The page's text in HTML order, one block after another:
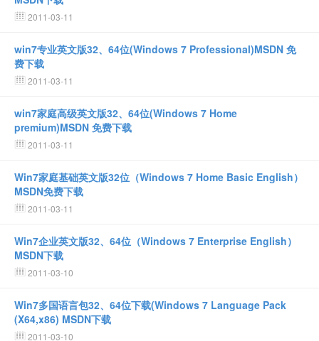
2011-03-11
win7专业英文版32、64位(Windows 7 Professional)MSDN 免
费下载
2011-03-11
win7家庭高级英文版32、64位(Windows 7 Home
premium)MSDN 免费下载
2011-03-11
Win7家庭基础英文版32位（Windows 7 Home Basic English）
MSDN免费下载
2011-03-11
Win7企业英文版32、64位（Windows 7 Enterprise English）
MSDN下载
2011-03-10
Win7多国语言包32、64位下载(Windows 7 Language Pack
(X64,x86) MSDN下载
2011-03-10